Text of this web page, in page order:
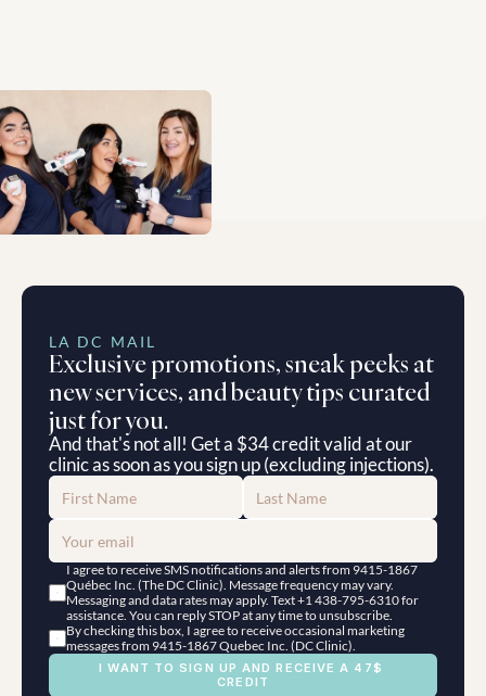
LA DC MAIL
Exclusive promotions, sneak peeks at
new services, and beauty tips curated
just for you.
And that's not all! Get a $34 credit valid at our
clinic as soon as you sign up (excluding injections).
I agree to receive SMS notifications and alerts from 9415-1867
Québec Inc. (The DC Clinic). Message frequency may vary.
Messaging and data rates may apply. Text +1 438-795-6310 for
assistance. You can reply STOP at any time to unsubscribe.
By checking this box, I agree to receive occasional marketing
messages from 9415-1867 Quebec Inc. (DC Clinic).
I WANT TO SIGN UP AND RECEIVE A 47$
CREDIT